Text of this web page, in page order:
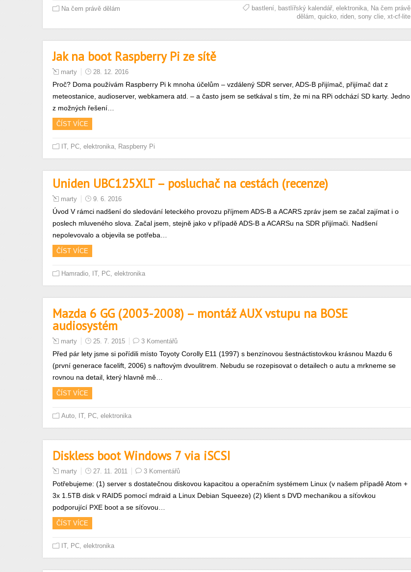
Na čem právě dělám bastlení, bastlířský kalendář, elektronika,
Na čem právě
dělám quicko, riden, sony clie, xt-cf-lite
Jak na boot Raspberry Pi ze sítě
marty 28. 12. 2016
Proč? Doma používám Raspberry Pi k mnoha účelům – vzdálený SDR server, ADS-B přijímač, přijímač dat z
meteostanice, audioserver, webkamera atd. – a často jsem se setkával s tím, že mi na RPi odchází SD karty. Jedno
z možných řešení…
ČÍST VÍCE
IT, PC, elektronika Raspberry Pi
Uniden UBC125XLT – posluchač na cestách (recenze)
marty 9. 6. 2016
Úvod V rámci nadšení do sledování leteckého provozu příjmem ADS-B a ACARS zpráv jsem se začal zajímat i o
poslech mluveného slova. Začal jsem, stejně jako v případě ADS-B a ACARSu na SDR přijímači. Nadšení
nepolevovalo a objevila se potřeba…
ČÍST VÍCE
Hamradio IT, PC, elektronika
Mazda 6 GG (2003-2008) – montáž AUX vstupu na BOSE
audiosystém
marty 25. 7. 2015 3 Komentářů
Před pár lety jsme si pořídili místo Toyoty Corolly E11 (1997) s benzínovou šestnáctistovkou krásnou Mazdu 6
(první generace facelift, 2006) s naftovým dvoulitrem. Nebudu se rozepisovat o detailech o autu a mrkneme se
rovnou na detail, který hlavně mě…
ČÍST VÍCE
Auto IT, PC, elektronika
Diskless boot Windows 7 via iSCSI
marty 27. 11. 2011 3 Komentářů
Potřebujeme: (1) server s dostatečnou diskovou kapacitou a operačním systémem Linux (v našem případě Atom +
3x 1.5TB disk v RAID5 pomocí mdraid a Linux Debian Squeeze) (2) klient s DVD mechanikou a síťovkou
podporující PXE boot a se síťovou…
ČÍST VÍCE
IT, PC, elektronika